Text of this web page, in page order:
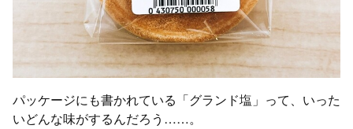
パッケージにも書かれている「グランド塩」って、いった
いどんな味がするんだろう……。